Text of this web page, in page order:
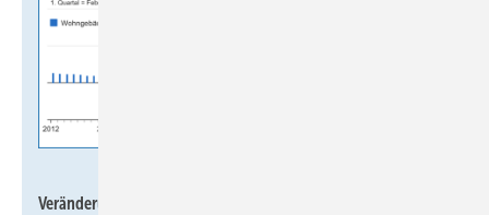
Veränderung der Baupreise gegenüber dem Vorjahresmonat